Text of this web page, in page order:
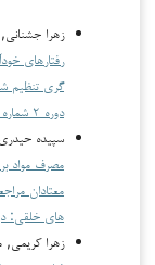
زهرا
رفتارهای
گری تنظیم
دوره ۲ شماره ۴ (۱۴۰۲): پیاپی ۸
سپیده
مصرف مواد
معتادان مراجعه
های خلقی: دوره ۳ شماره ۱
زهرا